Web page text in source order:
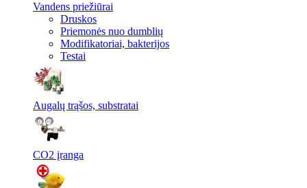
Vandens priežiūrai
Druskos
Priemonės nuo dumblių
Modifikatoriai, bakterijos
Testai
Augalų trąšos, substratai
CO2 įranga